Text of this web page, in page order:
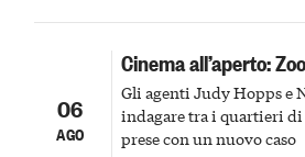
06
AGO
Cinema all’aperto:
Gli agenti Judy Hopps e
indagare tra i quartieri
prese con un nuovo caso